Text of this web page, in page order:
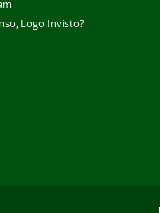
Logo Invisto?